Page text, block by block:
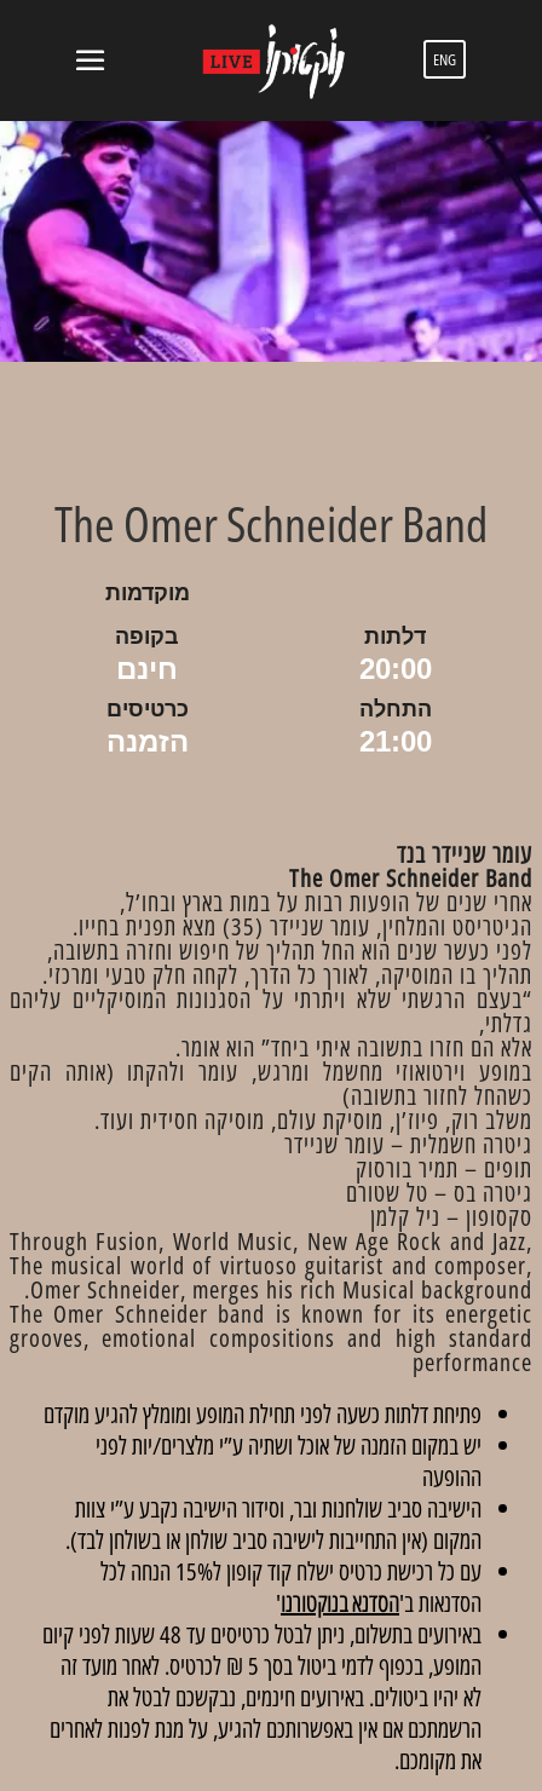
ENG
The Omer Schneider Band
מוקדמות
דלתות
20:00
בקופה
חינם
התחלה
21:00
כרטיסים
הזמנה
עומר שניידר בנד
The Omer Schneider Band
אחרי שנים של הופעות רבות על במות בארץ ובחו’ל,
הגיטריסט והמלחין, עומר שניידר (35) מצא תפנית בחייו.
לפני כעשר שנים הוא החל תהליך של חיפוש וחזרה בתשובה,
תהליך בו המוסיקה, לאורך כל הדרך, לקחה חלק טבעי ומרכזי.
“בעצם הרגשתי שלא ויתרתי על הסגנונות המוסיקליים עליהם
גדלתי,
אלא הם חזרו בתשובה איתי ביחד” הוא אומר.
במופע וירטואוזי מחשמל ומרגש, עומר ולהקתו (אותה הקים
כשהחל לחזור בתשובה)
משלב רוק, פיוז’ן, מוסיקת עולם, מוסיקה חסידית ועוד.
גיטרה חשמלית – עומר שניידר
תופים – תמיר בורסוק
גיטרה בס – טל שטורם
סקסופון – ניל קלמן
Through Fusion, World Music, New Age Rock and Jazz,
The musical world of virtuoso guitarist and composer,
Omer Schneider, merges his rich Musical background.
The Omer Schneider band is known for its energetic
grooves, emotional compositions and high standard
performance
פתיחת דלתות כשעה לפני תחילת המופע ומומלץ להגיע מוקדם
יש במקום הזמנה של אוכל ושתיה ע”י מלצרים/יות לפני
ההופעה
הישיבה סביב שולחנות ובר, וסידור הישיבה נקבע ע”י צוות
המקום (אין התחייבות לישיבה סביב שולחן או בשולחן לבד).
עם כל רכישת כרטיס ישלח קוד קופון ל15% הנחה לכל
הסדנאות ב'הסדנא בנוקטורנו'
באירועים בתשלום, ניתן לבטל כרטיסים עד 48 שעות לפני קיום
המופע, בכפוף לדמי ביטול בסך 5 ₪ לכרטיס. לאחר מועד זה
לא יהיו ביטולים. באירועים חינמים, נבקשכם לבטל את
הרשמתכם אם אין באפשרותכם להגיע, על מנת לפנות לאחרים
את מקומכם.